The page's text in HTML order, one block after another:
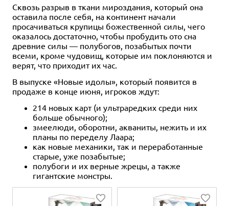
Возрождения"
Купить
Купить
Купить Купить
Купить Купить
Купить
Сквозь разрыв в ткани мироздания, который она
оставила после себя, на континент начали
просачиваться крупицы божественной силы, чего
оказалось достаточно, чтобы пробудить ото сна
древние силы — полубогов, позабытых почти
всеми, кроме чудовищ, которые им поклоняются и
верят, что приходит их час.
В выпуске «Новые идолы», который появится в
продаже в конце июня, игроков ждут:
214 новых карт (и ультраредких среди них
больше обычного);
змеелюди, оборотни, акваниты, нежить и их
планы по переделу Лаара;
как новые механики, так и переработанные
старые, уже позабытые;
полубоги и их верные жрецы, а также
гигантские монстры.